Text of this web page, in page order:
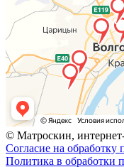
© Матроскин,
Согласие на
Политика в обработки